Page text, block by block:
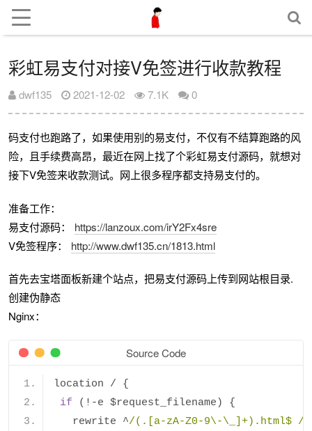
彩虹易支付对接V免签进行收款教程
dwf135 2021-12-02 7.1K 0
码支付也跑路了，如果使用别的易支付，不仅有不结算跑路的风
险，且手续费高昂，最近在网上找了个彩虹易支付源码，就想对
接下V免签来收款测试。网上很多程序都支持易支付的。
准备工作：
易支付源码：
https://lanzoux.com/irY2Fx4sre
V免签程序：
http://www.dwf135.cn/1813.html
首先去宝塔面板新建个站点，把易支付源码上传到网站根目录.
创建伪静态
Nginx：
Source Code
location /
{
if
(!-e $request_filename)
{
   rewrite
^/(.[a-zA-Z0-9\-\_]+).html$ /